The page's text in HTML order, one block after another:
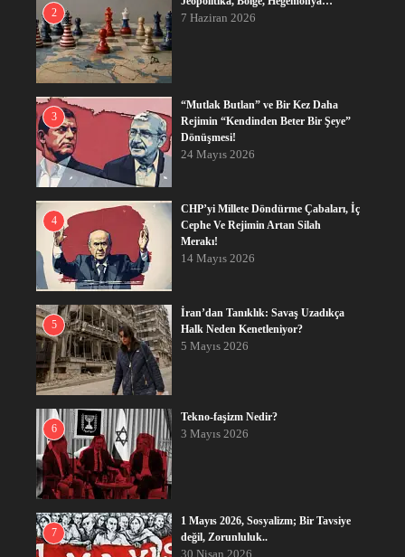
2 7 Haziran 2026
3
“Mutlak Butlan” ve Bir Kez Daha
Rejimin “Kendinden Beter Bir Şeye”
Dönüşmesi!
24 Mayıs 2026
4
CHP’yi Millete Döndürme Çabaları, İç
Cephe Ve Rejimin Artan Silah
Merakı!
14 Mayıs 2026
5
İran’dan Tanıklık: Savaş Uzadıkça
Halk Neden Kenetleniyor?
5 Mayıs 2026
6
Tekno-faşizm Nedir?
3 Mayıs 2026
7
1 Mayıs 2026, Sosyalizm; Bir Tavsiye
değil, Zorunluluk..
30 Nisan 2026